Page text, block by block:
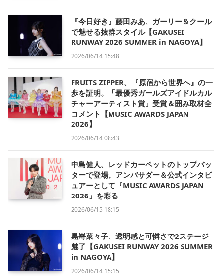
『今日好き』藤田みあ、ガーリー＆クール
で魅せる抜群スタイル【GAKUSEI
RUNWAY 2026 SUMMER in NAGOYA】
2026/06/14 15:48
FRUITS ZIPPER、『原宿から世界へ』の一
歩を証明。「最優秀ガールズアイドルカル
チャーアーティスト賞」受賞＆囲み取材全
コメント【MUSIC AWARDS JAPAN
2026】
2026/06/14 08:43
中島健人、レッドカーペットのトップバッ
ターで登場。アンバサダー＆公式インタビ
ュアーとして『MUSIC AWARDS JAPAN
2026』を彩る
2026/06/15 18:15
黒嵜菜々子、透明感と可憐さで2ステージ
魅了【GAKUSEI RUNWAY 2026 SUMMER
in NAGOYA】
2026/06/14 15:15